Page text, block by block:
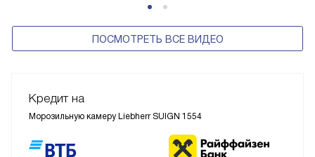
ПОСМОТРЕТЬ ВСЕ ВИДЕО
Кредит на
Морозильную камеру Liebherr SUIGN 1554